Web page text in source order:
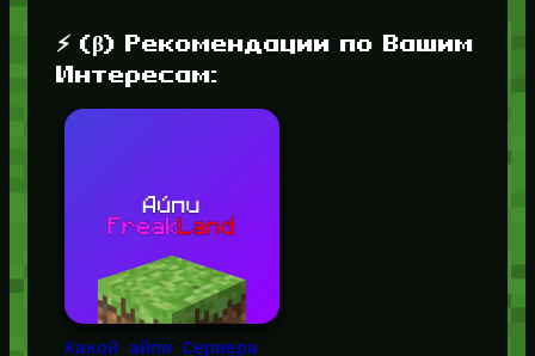
⚡ (β) Рекомендации по Вашим
Интересам:
Какой айпи Сервера